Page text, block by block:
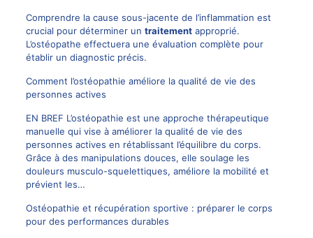
Comprendre la cause sous-jacente de l’inflammation est
crucial pour déterminer un traitementapproprié.
L’ostéopathe effectuera une évaluation complète pour
établir un diagnostic précis.
Comment l’ostéopathie améliore la qualité de vie des
personnes actives
EN BREF L’ostéopathie est une approche thérapeutique
manuelle qui vise à améliorer la qualité de vie des
personnes actives en rétablissant l’équilibre du corps.
Grâce à des manipulations douces, elle soulage les
douleurs musculo-squelettiques, améliore la mobilité et
prévient les…
Ostéopathie et récupération sportive : préparer le corps
pour des performances durables